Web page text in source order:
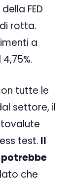
FED
rotta.
a
tutte le
settore, il
test. Il
che